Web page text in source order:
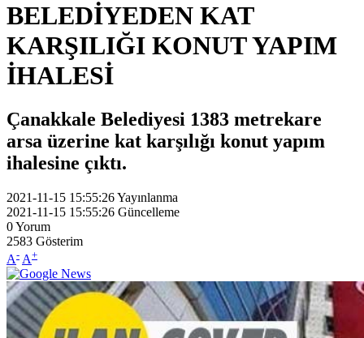
BELEDİYEDEN KAT
KARŞILIĞI KONUT YAPIM
İHALESİ
Çanakkale Belediyesi 1383 metrekare
arsa üzerine kat karşılığı konut yapım
ihalesine çıktı.
2021-11-15 15:55:26Yayınlanma
2021-11-15 15:55:26 Güncelleme
0Yorum
2583 Gösterim
A- A+